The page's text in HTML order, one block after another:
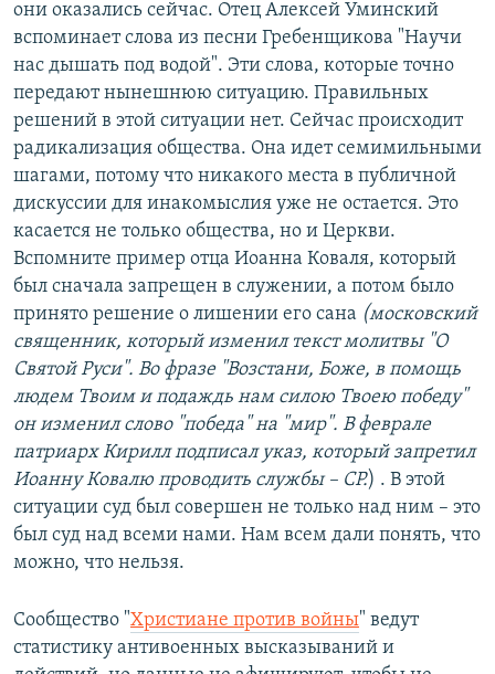
они оказались сейчас. Отец Алексей Уминский
вспоминает слова из песни Гребенщикова "Научи
нас дышать под водой". Эти слова, которые точно
передают нынешнюю ситуацию. Правильных
решений в этой ситуации нет. Сейчас происходит
радикализация общества. Она идет семимильными
шагами, потому что никакого места в публичной
дискуссии для инакомыслия уже не остается. Это
касается не только общества, но и Церкви.
Вспомните пример отца Иоанна Коваля, который
был сначала запрещен в служении, а потом было
принято решение о лишении его сана (московский
священник, который изменил текст молитвы "О
Святой Руси". Во фразе "Возстани, Боже, в помощь
людем Твоим и подаждь нам силою Твоею победу"
он изменил слово "победа" на "мир". В феврале
патриарх Кирилл подписал указ, который запретил
Иоанну Ковалю проводить службы – СР.) . В этой
ситуации суд был совершен не только над ним – это
был суд над всеми нами. Нам всем дали понять, что
можно, что нельзя.
Сообщество "Христиане против войны" ведут
статистику антивоенных высказываний и